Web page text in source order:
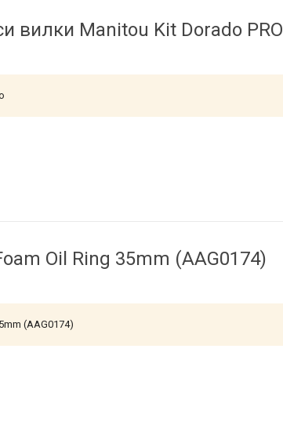
вилки Manitou Kit Dorado PRO
Oil Ring 35mm (AAG0174)
(AAG0174)